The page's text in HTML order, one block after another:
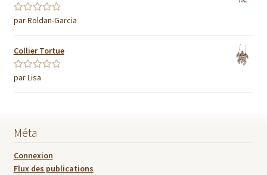
Note5sur 5
par Roldan-Garcia
Collier Tortue
Note5sur 5
par Lisa
Méta
Connexion
Flux des publications